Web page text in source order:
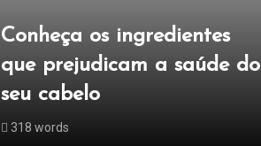
Conheça os ingredientes
que prejudicam a saúde do
seu cabelo
318 words